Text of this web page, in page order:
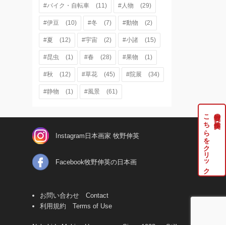
#バイク・自転車 (11) #人物 (29)
#伊豆 (10) #冬 (7) #動物 (2)
#夏 (12) #宇宙 (2) #小諸 (15)
#昆虫 (1) #春 (28) #果物 (1)
#秋 (12) #草花 (45) #院展 (34)
#静物 (1) #風景 (61)
牧野伸英の実作品は
こちらをクリック
Instagram日本画家 牧野伸英
Facebook牧野伸英の日本画
お問い合わせ Contact
利用規約 Terms of Use